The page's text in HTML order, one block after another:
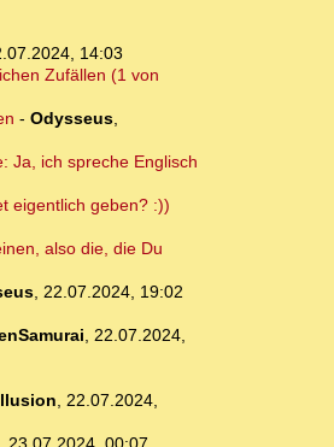
14:03
Zufällen (1 von
- Odysseus,
Ja, ich spreche Englisch
eigentlich geben? :))
also die, die Du
, 22.07.2024, 19:02
, 22.07.2024,
, 22.07.2024,